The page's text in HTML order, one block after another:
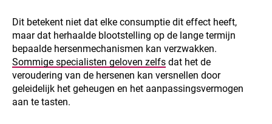
Dit betekent niet dat elke consumptie dit effect heeft,
maar dat herhaalde blootstelling op de lange termijn
bepaalde hersenmechanismen kan verzwakken.
Sommige specialisten geloven zelfs dat het de
veroudering van de hersenen kan versnellen door
geleidelijk het geheugen en het aanpassingsvermogen
aan te tasten.